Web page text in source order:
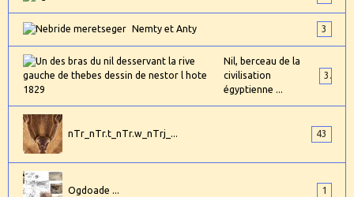
Nemty et Anty 3
Nil, berceau de la
civilisation
égyptienne ...
3
nTr_nTr.t_nTr.w_nTrj_... 43
Ogdoade ... 1